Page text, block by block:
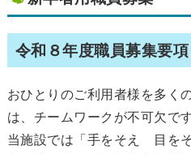
令和８年度職員募集要
おひとりのご利用者様を多く
は、チームワークが不可欠です
当施設では「手をそえ 目を